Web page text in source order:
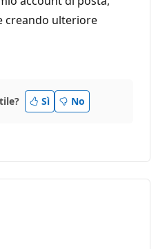
creando ulteriore
Sì No